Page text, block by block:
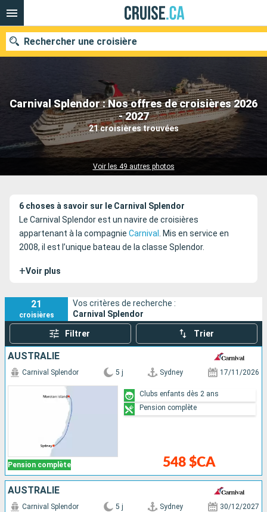
Carnival Splendor : Nos offres de croisières 2026
- 2027
21 croisières trouvées
Voir les 49 autres photos
Rechercher une croisière
Nos destinations
Mois de départ
6 choses à savoir sur le Carnival Splendor
Le Carnival Splendor est un navire de croisières
appartenant à la compagnie Carnival. Mis en service en
2008, il est l’unique bateau de la classe Splendor.
+Voir plus
21
croisières
Vos critères de recherche :
Carnival Splendor
Filtrer Trier
AUSTRALIE
Pension complète
Carnival Splendor 5 j Sydney 17/11/2026
548 $CA
Clubs enfants dès 2 ans
Pension complète
AUSTRALIE
Carnival Splendor 5 j Sydney 30/12/2027